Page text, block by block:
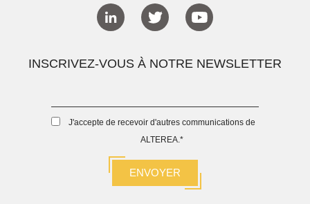
INSCRIVEZ-VOUS À NOTRE NEWSLETTER
J'accepte de recevoir d'autres communications de
ALTEREA. *